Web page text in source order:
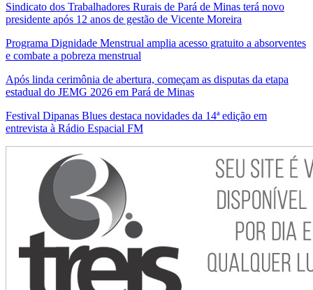
Sindicato dos Trabalhadores Rurais de Pará de Minas terá novo
presidente após 12 anos de gestão de Vicente Moreira
Programa Dignidade Menstrual amplia acesso gratuito a absorventes
e combate a pobreza menstrual
Após linda cerimônia de abertura, começam as disputas da etapa
estadual do JEMG 2026 em Pará de Minas
Festival Dipanas Blues destaca novidades da 14ª edição em
entrevista à Rádio Espacial FM